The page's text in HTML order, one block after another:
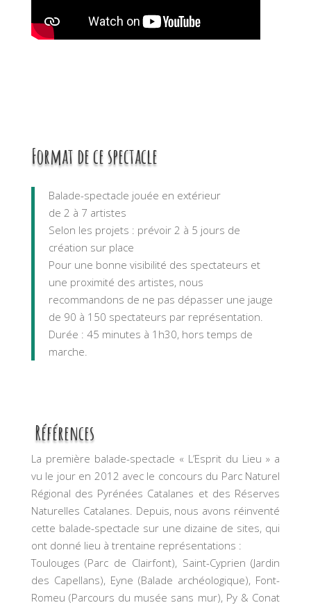
Format de ce spectacle
Balade-spectacle jouée en extérieur
de 2 à 7 artistes
Selon les projets : prévoir 2 à 5 jours de
création sur place
Pour une bonne visibilité des spectateurs et
une proximité des artistes, nous
recommandons de ne pas dépasser une jauge
de 90 à 150 spectateurs par représentation.
Durée : 45 minutes à 1h30, hors temps de
marche.
Références
La première balade-spectacle « L’Esprit du Lieu » a
vu le jour en 2012 avec le concours du Parc Naturel
Régional des Pyrénées Catalanes et des Réserves
Naturelles Catalanes. Depuis, nous avons réinventé
cette balade-spectacle sur une dizaine de sites, qui
ont donné lieu à trentaine représentations :
Toulouges (Parc de Clairfont), Saint-Cyprien (Jardin
des Capellans), Eyne (Balade archéologique), Font-
Romeu (Parcours du musée sans mur), Py & Conat